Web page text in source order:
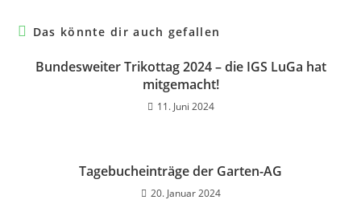
Das könnte dir auch gefallen
Bundesweiter Trikottag 2024 – die IGS LuGa hat
mitgemacht!
11. Juni 2024
Tagebucheinträge der Garten-AG
20. Januar 2024